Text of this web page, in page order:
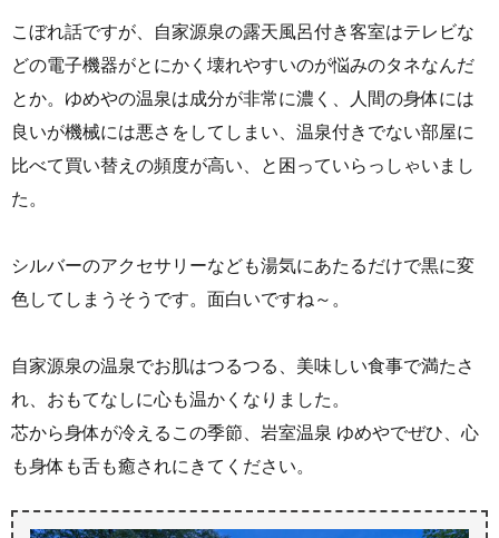
こぼれ話ですが、自家源泉の露天風呂付き客室はテレビな
どの電子機器がとにかく壊れやすいのが悩みのタネなんだ
とか。ゆめやの温泉は成分が非常に濃く、人間の身体には
良いが機械には悪さをしてしまい、温泉付きでない部屋に
比べて買い替えの頻度が高い、と困っていらっしゃいまし
た。
シルバーのアクセサリーなども湯気にあたるだけで黒に変
色してしまうそうです。面白いですね～。
自家源泉の温泉でお肌はつるつる、美味しい食事で満たさ
れ、おもてなしに心も温かくなりました。
芯から身体が冷えるこの季節、岩室温泉 ゆめやでぜひ、心
も身体も舌も癒されにきてください。